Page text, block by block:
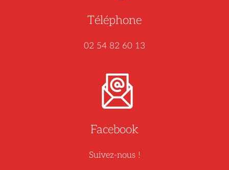
Téléphone
02 54 82 60 13
Facebook
Suivez-nous !